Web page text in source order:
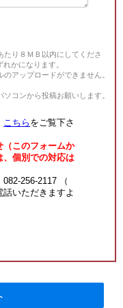
り８ＭＢ以内にしてくださ
かになります。
アップロードができません。
コンから投稿お願いします。
こちら をご覧下さ
（このフォームか
、個別での対応は
256-2117 （
いただきますよ